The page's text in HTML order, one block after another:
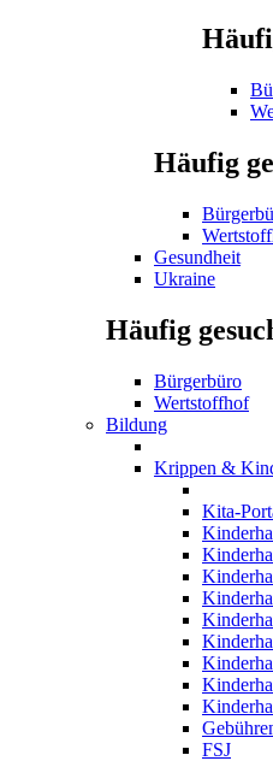
Häufig
Gesundheit
Ukraine
Häufig
Bürgerbüro
Wertstoffhof
Bildung
Krippen &
Kita-
FSJ